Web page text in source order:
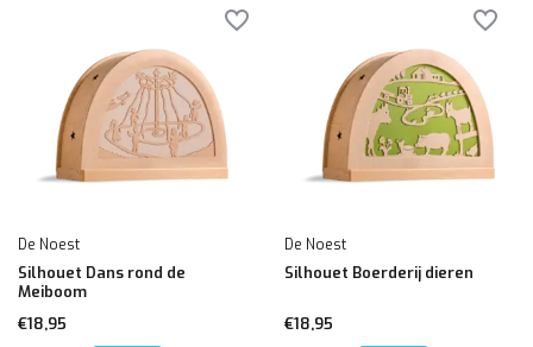
De Noest
Silhouet Dans rond de
Meiboom
€18,95
De Noest
Silhouet Boerderij dieren
€18,95